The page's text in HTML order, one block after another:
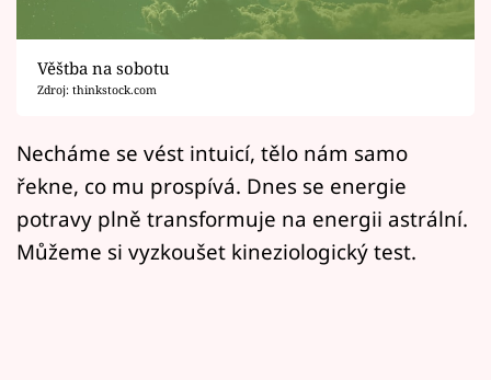
Filmový festival Karlovy Vary
Pořady
Mámy sobě
Přihlášení
Věštba na sobotu
Zdroj: thinkstock.com
Necháme se vést intuicí, tělo nám samo
řekne, co mu prospívá. Dnes se energie
potravy plně transformuje na energii astrální.
Můžeme si vyzkoušet kineziologický test.